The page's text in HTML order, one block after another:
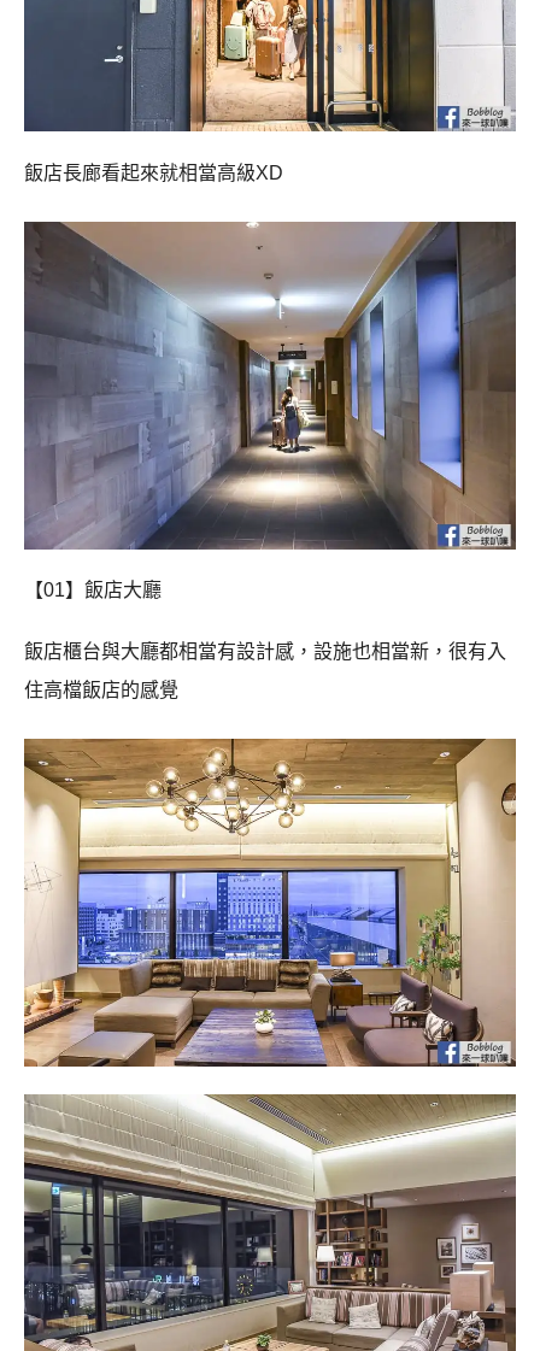
飯店長廊看起來就相當高級XD
【01】飯店大廳
飯店櫃台與大廳都相當有設計感，設施也相當新，很有入
住高檔飯店的感覺